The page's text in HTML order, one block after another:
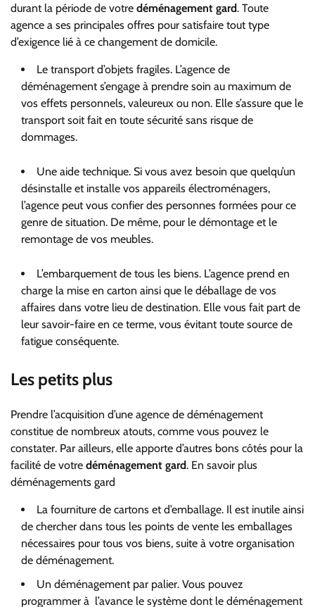
durant la période de votre déménagement gard. Toute
agence a ses principales offres pour satisfaire tout type
d’exigence lié à ce changement de domicile.
Le transport d’objets fragiles. L’agence de
déménagement s’engage à prendre soin au maximum de
vos effets personnels, valeureux ou non. Elle s’assure que le
transport soit fait en toute sécurité sans risque de
dommages.
Une aide technique. Si vous avez besoin que quelqu’un
désinstalle et installe vos appareils électroménagers,
l’agence peut vous confier des personnes formées pour ce
genre de situation. De même, pour le démontage et le
remontage de vos meubles.
L’embarquement de tous les biens. L’agence prend en
charge la mise en carton ainsi que le déballage de vos
affaires dans votre lieu de destination. Elle vous fait part de
leur savoir-faire en ce terme, vous évitant toute source de
fatigue conséquente.
Les petits plus
Prendre l’acquisition d’une agence de déménagement
constitue de nombreux atouts, comme vous pouvez le
constater. Par ailleurs, elle apporte d’autres bons côtés pour la
facilité de votre déménagement gard. En savoir plus
déménagements gard
La fourniture de cartons et d’emballage. Il est inutile ainsi
de chercher dans tous les points de vente les emballages
nécessaires pour tous vos biens, suite à votre organisation
de déménagement.
Un déménagement par palier. Vous pouvez
programmer à l’avance le système dont le déménagement